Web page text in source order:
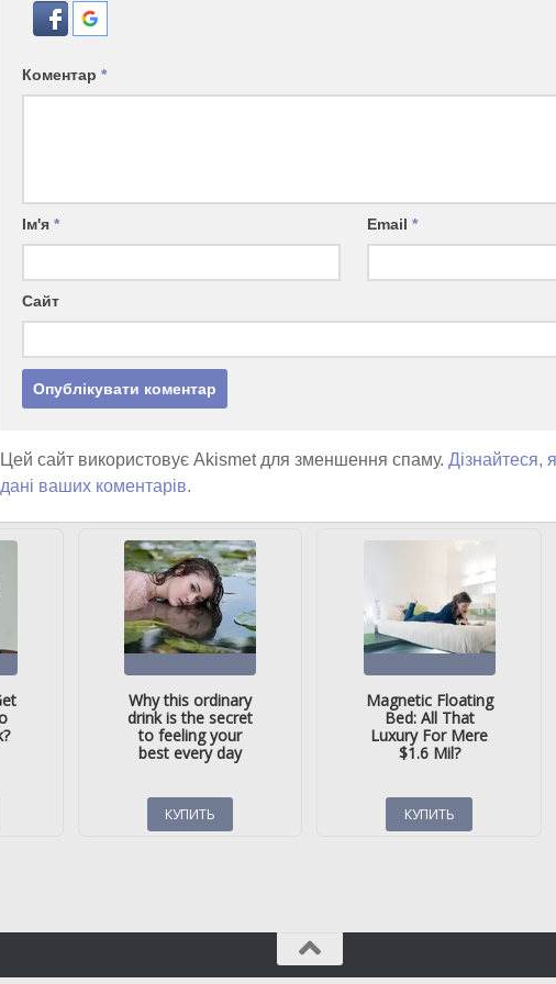
Коментар *
Ім'я * Email*
Сайт
Цей сайт використовує Akismet для зменшення спаму. Дізнайтеся,
дані ваших коментарів.